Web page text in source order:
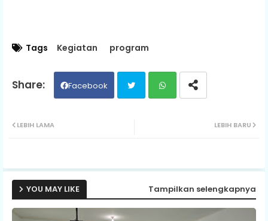
Tags Kegiatan program
Facebook
ap
p
LEBIH BARU
LEBIH LAMA
YOU MAY LIKE Tampilkan selengkapnya